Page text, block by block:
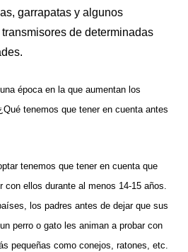
garrapatas y algunos
de determinadas
época en la que aumentan los
tenemos que tener en cuenta antes
tenemos que tener en cuenta que
con ellos durante al menos 14-15 años.
los padres antes de dejar que sus
perro o gato les animan a probar con
pequeñas como conejos, ratones, etc.